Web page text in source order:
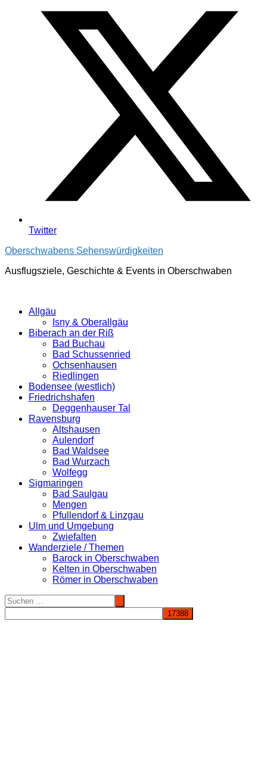
Twitter
Oberschwabens Sehenswürdigkeiten
Ausflugsziele, Geschichte & Events in Oberschwaben
Allgäu
Isny & Oberallgäu
Biberach an der Riß
Bad Buchau
Bad Schussenried
Ochsenhausen
Riedlingen
Bodensee (westlich)
Friedrichshafen
Deggenhauser Tal
Ravensburg
Altshausen
Aulendorf
Bad Waldsee
Bad Wurzach
Wolfegg
Sigmaringen
Bad Saulgau
Mengen
Pfullendorf & Linzgau
Ulm und Umgebung
Zwiefalten
Wanderziele / Themen
Barock in Oberschwaben
Kelten in Oberschwaben
Römer in Oberschwaben